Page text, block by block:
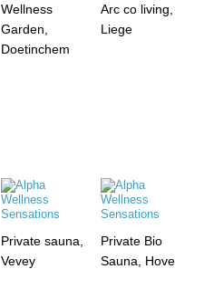
Wellness
Garden,
Doetinchem
Arc co living,
Liege
Private sauna,
Vevey
Private Bio
Sauna, Hove